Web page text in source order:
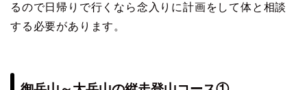
るので日帰りで行くなら念入りに計画をして体と相談
する必要があります。